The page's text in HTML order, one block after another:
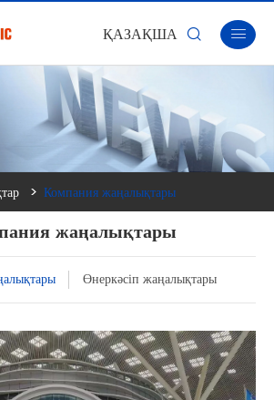
ҚАЗАҚША  
Компания жаңалықтары
жаңалықтары
Өнеркәсіп жаңалықтары